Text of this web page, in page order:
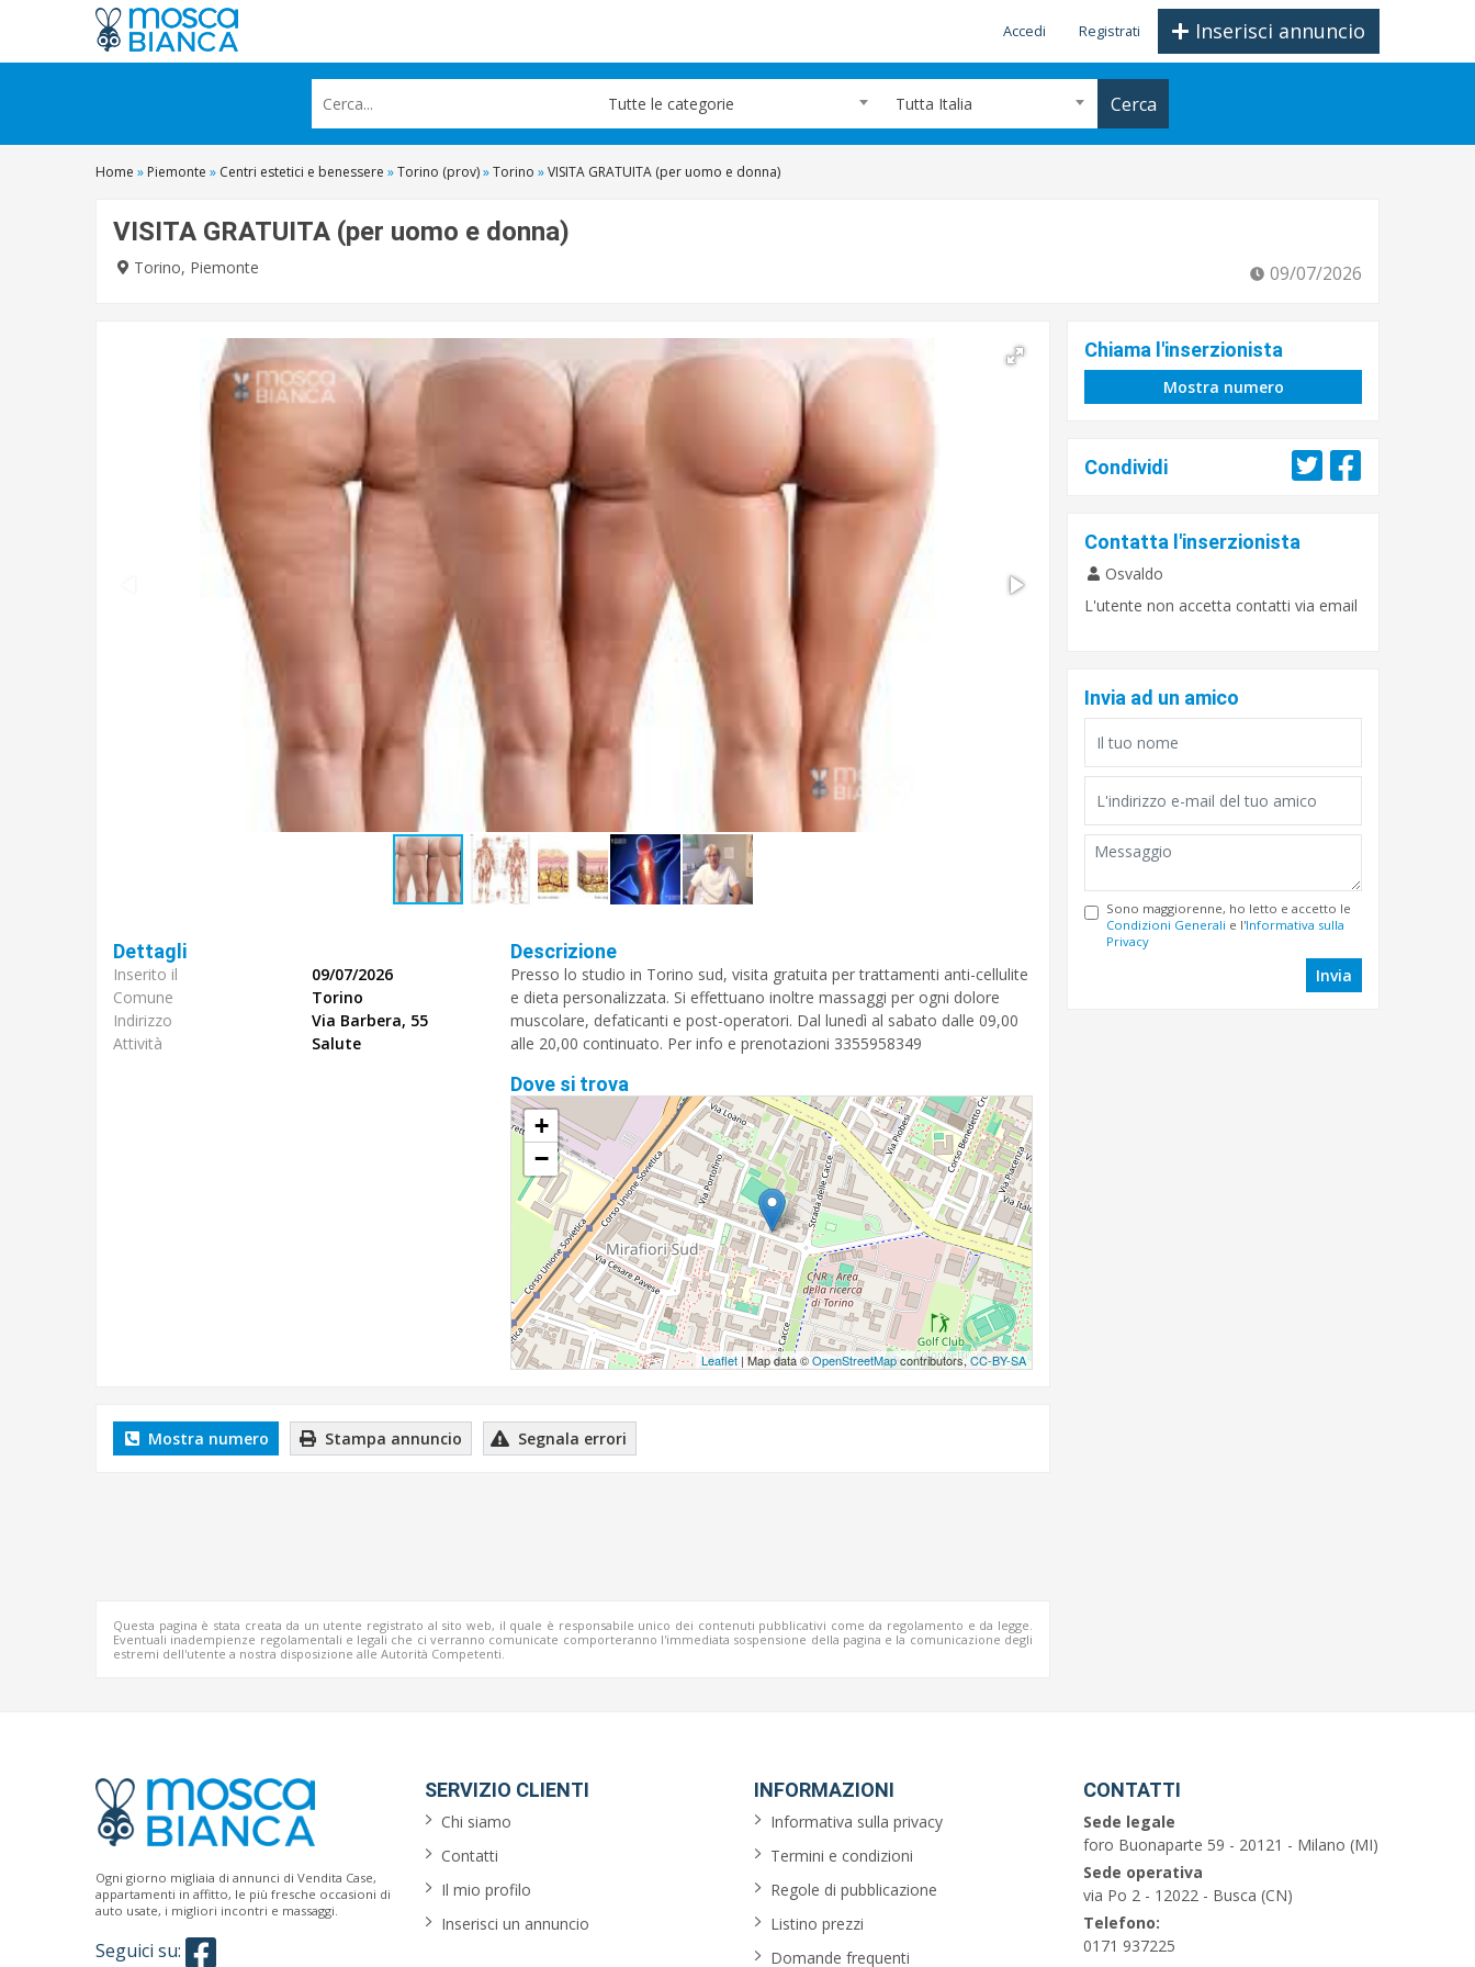
Inserisci annuncio
Accedi Registrati
Tutte le categorie Tutta Italia Cerca
Home » Piemonte » Centri estetici e benessere »Torino (prov)»Torino »VISITA GRATUITA (per uomo e donna)
VISITA GRATUITA (per uomo e donna)
Torino, Piemonte 09/07/2026
Dettagli
Inserito il
09/07/2026
Comune
Torino
Indirizzo
Via Barbera, 55
Attività
Salute
Descrizione
Presso lo studio in Torino sud, visita gratuita per trattamenti anti-cellulite
e dieta personalizzata. Si effettuano inoltre massaggi per ogni dolore
muscolare, defaticanti e post-operatori. Dal lunedì al sabato dalle 09,00
alle 20,00 continuato. Per info e prenotazioni 3355958349
Dove si trova
+
−
Leaflet| Map data ©OpenStreetMapcontributors,CC-BY-SA
Mostra numero Stampa annuncio Segnala errori
Questa pagina è stata creata da un utente registrato al sito web, il quale è responsabile unico dei contenuti pubblicativi come da regolamento e da legge.
Eventuali inadempienze regolamentali e legali che ci verranno comunicate comporteranno l'immediata sospensione della pagina e la comunicazione degli
estremi dell'utente a nostra disposizione alle Autorità Competenti.
Chiama l'inserzionista
Mostra numero
Condividi
Contatta l'inserzionista
Osvaldo
L'utente non accetta contatti via email
Invia ad un amico
Sono maggiorenne, ho letto e accetto le
Condizioni Generali e l'Informativa sulla
Privacy
Invia
Ogni giorno migliaia di annunci di Vendita Case,
appartamenti in affitto, le più fresche occasioni di
auto usate, i migliori incontri e massaggi.
Seguici su:
SERVIZIO CLIENTI
Chi siamo
Contatti
Il mio profilo
Inserisci un annuncio
INFORMAZIONI
Informativa sulla privacy
Termini e condizioni
Regole di pubblicazione
Listino prezzi
Domande frequenti
CONTATTI
Sede legale
foro Buonaparte 59 - 20121 - Milano (MI)
Sede operativa
via Po 2 - 12022 - Busca (CN)
Telefono:
0171 937225